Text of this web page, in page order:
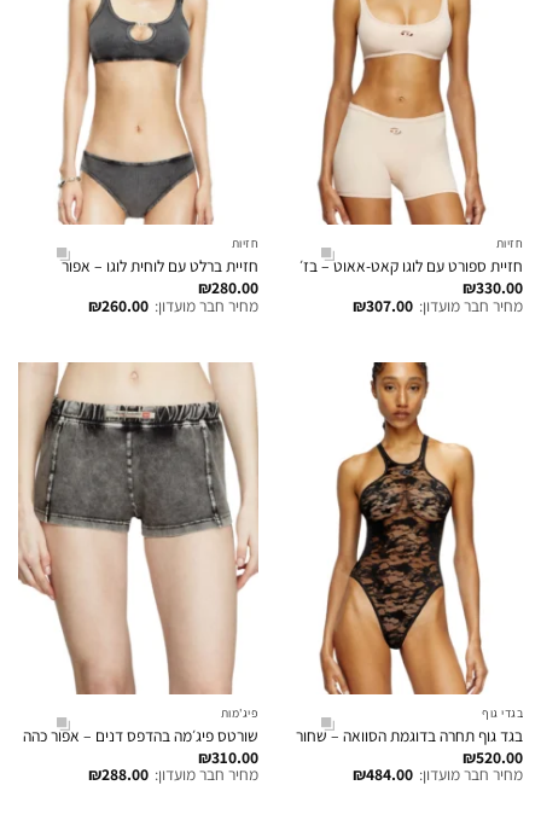
חזיות
חזיית ספורט עם לוגו קאט-אאוט – בז׳
₪330.00
מחיר חבר מועדון: ₪307.00
חזיות
חזיית ברלט עם לוחית לוגו – אפור
₪280.00
מחיר חבר מועדון: ₪260.00
בגדי גוף
בגד גוף תחרה בדוגמת הסוואה – שחור
₪520.00
מחיר חבר מועדון: ₪484.00
פיג'מות
שורטס פיג׳מה בהדפס דנים – אפור כהה
₪310.00
מחיר חבר מועדון: ₪288.00